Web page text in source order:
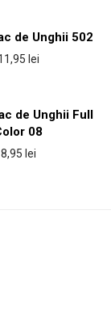
de Unghii 502
lei
de Unghii Full
08
8,95 lei